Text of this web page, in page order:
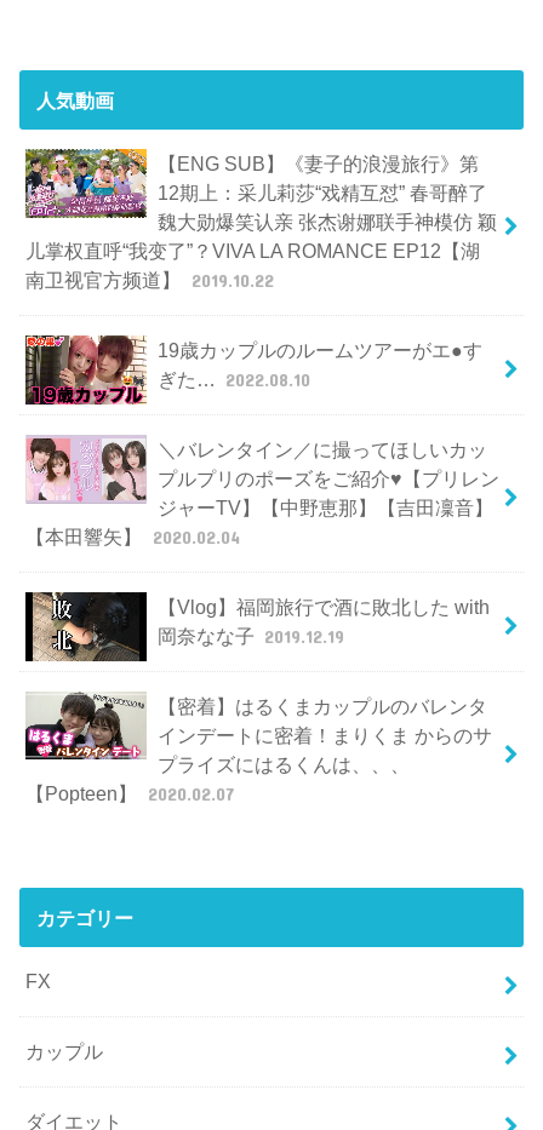
人気動画
【ENG SUB】《妻子的浪漫旅行》第
12期上：采儿莉莎“戏精互怼” 春哥醉了
魏大勋爆笑认亲 张杰谢娜联手神模仿 颖
儿掌权直呼“我变了”？VIVA LA ROMANCE EP12【湖
南卫视官方频道】
2019.10.22
19歳カップルのルームツアーがエ●す
ぎた…
2022.08.10
＼バレンタイン／に撮ってほしいカッ
プルプリのポーズをご紹介♥【プリレン
ジャーTV】【中野恵那】【吉田凜音】
【本田響矢】
2020.02.04
【Vlog】福岡旅行で酒に敗北した with
岡奈なな子 2019.12.19
【密着】はるくまカップルのバレンタ
インデートに密着！まりくま からのサ
プライズにはるくんは、、、
【Popteen】
2020.02.07
カテゴリー
FX
カップル
ダイエット